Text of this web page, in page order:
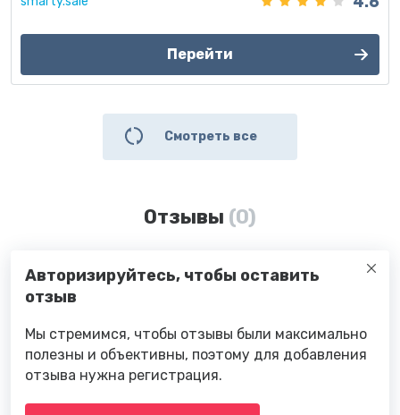
Перейти
Смотреть все
Отзывы (0)
Авторизируйтесь, чтобы оставить
отзыв
Мы стремимся, чтобы отзывы были максимально
полезны и объективны, поэтому для добавления
отзыва нужна регистрация.